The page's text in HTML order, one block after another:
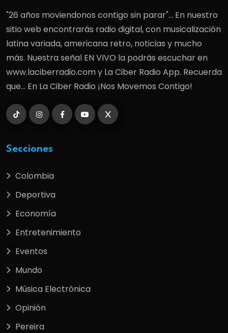
"26 años moviendonos contigo sin parar"... En nuestro
sitio web encontrarás radio digital, con musicalización
latina variada, americana retro, noticias y mucho
más. Nuestra señal EN VIVO la podrás escuchar en
www.laciberradio.com y La Ciber Radio App. Recuerda
que... En La Ciber Radio ¡Nos Movemos Contigo!
Secciones
Colombia
Deportiva
Economía
Entretenimiento
Eventos
Mundo
Música Electrónica
Opinión
Pereira